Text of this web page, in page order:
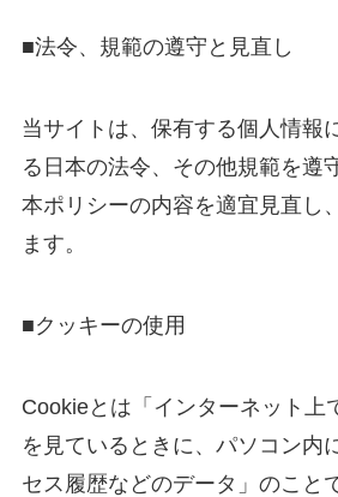
■法令、規範の遵守と見直し
当サイトは、保有する個人情報
る日本の法令、その他規範を遵
本ポリシーの内容を適宜見直し
ます。
■クッキーの使用
Cookieとは「インターネット上
を見ているときに、パソコン内
セス履歴などのデータ」のこと